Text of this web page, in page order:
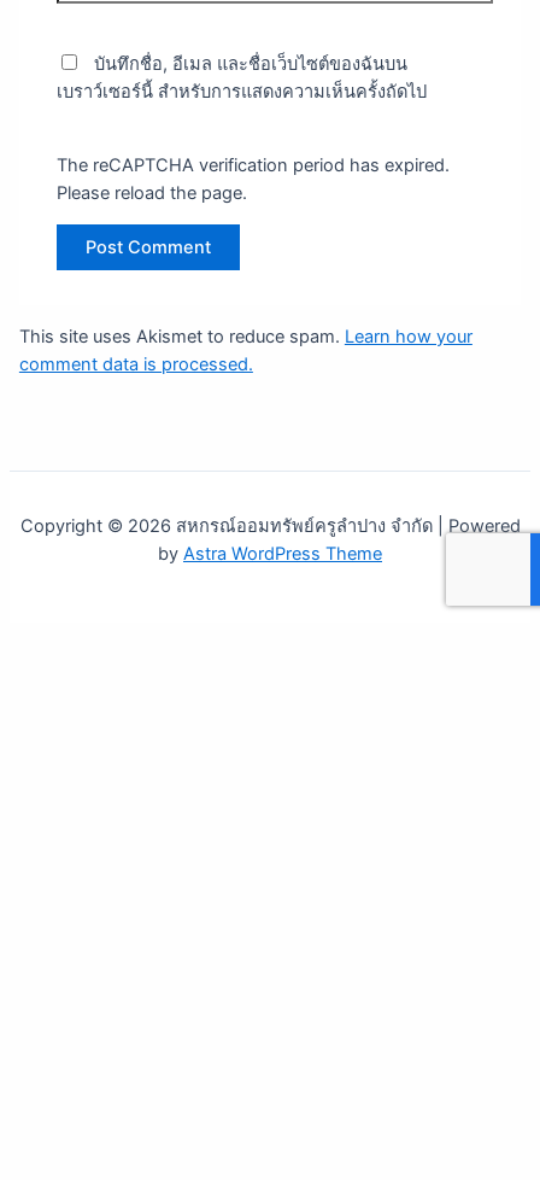
บันทึกชื่อ, อีเมล และชื่อเว็บไซต์ของฉันบน
เบราว์เซอร์นี้ สำหรับการแสดงความเห็นครั้งถัดไป
The reCAPTCHA verification period has expired.
Please reload the page.
This site uses Akismet to reduce spam. Learn how your
comment data is processed.
Copyright © 2026 สหกรณ์ออมทรัพย์ครูลำปาง จำกัด | Powered
by Astra WordPress Theme